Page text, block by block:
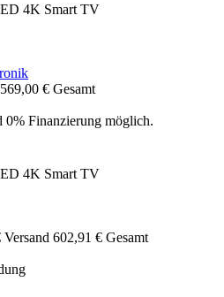
4K Smart TV
569,00 € Gesamt
0% Finanzierung möglich.
4K Smart TV
602,91 € Gesamt